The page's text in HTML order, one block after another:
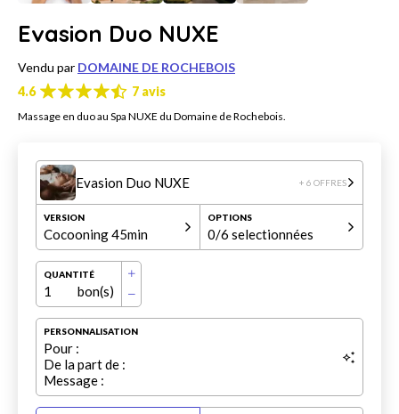
Evasion Duo NUXE
Vendu par DOMAINE DE ROCHEBOIS
4.6
7 avis
Massage en duo au Spa NUXE du Domaine de Rochebois.
Evasion Duo NUXE + 6 OFFRES
VERSION
Cocooning 45min
OPTIONS
0/6 selectionnées
QUANTITÉ
1 bon(s)
PERSONNALISATION
Pour :
De la part de :
Message :